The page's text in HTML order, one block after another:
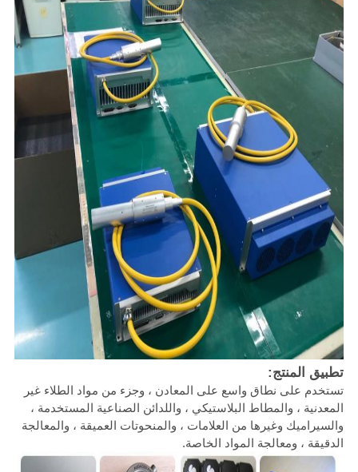
تطبيق المنتج:
تستخدم على نطاق واسع على المعادن ، وجزء من مواد الطلاء غير
المعدنية ، والمطاط البلاستيكي ، واللدائن الصناعية المستخدمة ،
والسيراميك وغيرها من العلامات ، والمنحوتات العميقة ، والمعالجة
الدقيقة ، ومعالجة المواد الخاصة.